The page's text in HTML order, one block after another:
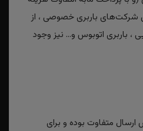
شرکت‌های باربری خصوصی ، از
، باربری اتوبوس و... نیز وجود
متفاوت بوده و برای